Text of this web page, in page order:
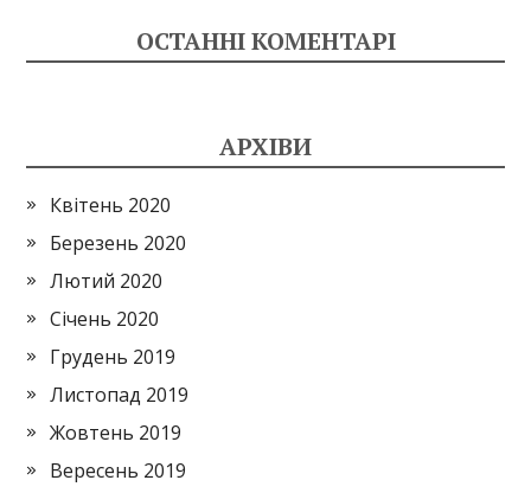
ОСТАННІ КОМЕНТАРІ
АРХІВИ
Квітень 2020
Березень 2020
Лютий 2020
Січень 2020
Грудень 2019
Листопад 2019
Жовтень 2019
Вересень 2019